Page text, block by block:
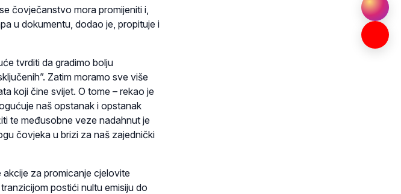
čovječanstvo mora promijeniti i,
u dokumentu, dodao je, propituje i
tvrditi da gradimo bolju
Zatim moramo sve više
koji čine svijet. O tome – rekao je
naš opstanak i opstanak
te međusobne veze nadahnut je
čovjeka u brizi za naš zajednički
za promicanje cjelovite
postići nultu emisiju do